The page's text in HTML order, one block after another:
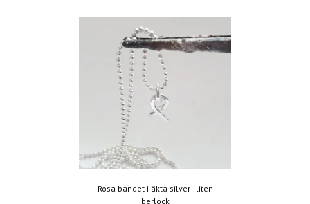
Rosa bandet i äkta silver - liten
berlock